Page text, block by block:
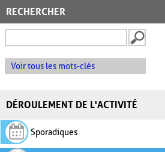
RECHERCHER
Voir tous les mots-clés
DÉROULEMENT DE L'ACTIVITÉ
Sporadiques